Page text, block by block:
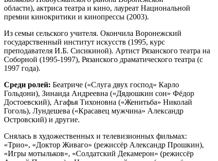
области), актриса театра и кино, лауреат Национальной
премии кинокритики и кинопрессы (2003).
Из семьи сельского учителя. Окончила Воронежский
государственный институт искусств (1995, курс
преподавателя И.Б. Сисикиной). Артист Рязанского театра на
Соборной (1995-1997), Рязанского драматического театра (с
1997 года).
Среди ролей: Беатриче («Слуга двух господ» Карло
Гольдони), Зинаида Андреевна («Дядюшкин сон» Фёдор
Достоевский), Агафья Тихоновна («Женитьба» Николай
Гоголь), Лундешева («Красавец мужчина» Александр
Островский) и другие.
Снялась в художественных и телевизионных фильмах:
«Трио», «Доктор Живаго» (режиссёр Александр Прошкин),
«Игры мотыльков», «Солдатский Декамерон» (режиссёр